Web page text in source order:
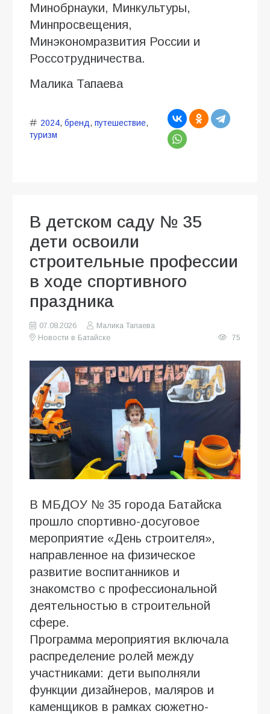
Минобрнауки, Минкультуры,
Минпросвещения,
Минэкономразвития России и
Россотрудничества.
Малика Тапаева
2024, бренд, путешествие,
туризм
В детском саду № 35
дети освоили
строительные профессии
в ходе спортивного
праздника
07.08.2026
Малика Тапаева
Новости в Батайске
75
В МБДОУ № 35 города Батайска
прошло спортивно-досуговое
мероприятие «День строителя»,
направленное на физическое
развитие воспитанников и
знакомство с профессиональной
деятельностью в строительной
сфере.
Программа мероприятия включала
распределение ролей между
участниками: дети выполняли
функции дизайнеров, маляров и
каменщиков в рамках сюжетно-